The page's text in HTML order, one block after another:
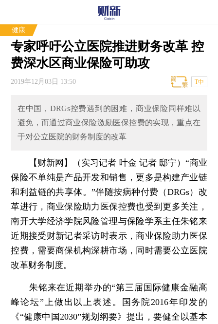
健康
专家呼吁公立医院推进财务改革 控
费深水区商业保险可助攻
2019年12月03日 13:50 T中
在中国，DRGs控费遇到的困难，商业保险同样难以
避免，而通过商业保险激励医保控费的实现，重点在
于对公立医院的财务制度的改革
【财新网】（实习记者 叶金 记者 邸宁）“商业
保险不单纯是产品开发和销售，更多是构建产业链
和利益链的共享体。”伴随按病种付费（DRGs）改
革进行，商业保险助力医保控费也受到更多关注，
南开大学经济学院风险管理与保险学系主任朱铭来
近期接受财新记者采访时表示，商业保险助力医保
控费，需要商保机构深耕市场，同时需要公立医院
改革财务制度。
朱铭来在近期举办的“第三届国际健康金融高
峰论坛”上做出以上表述。国务院2016年印发的
《“健康中国2030”规划纲要》提出，要健全以基本